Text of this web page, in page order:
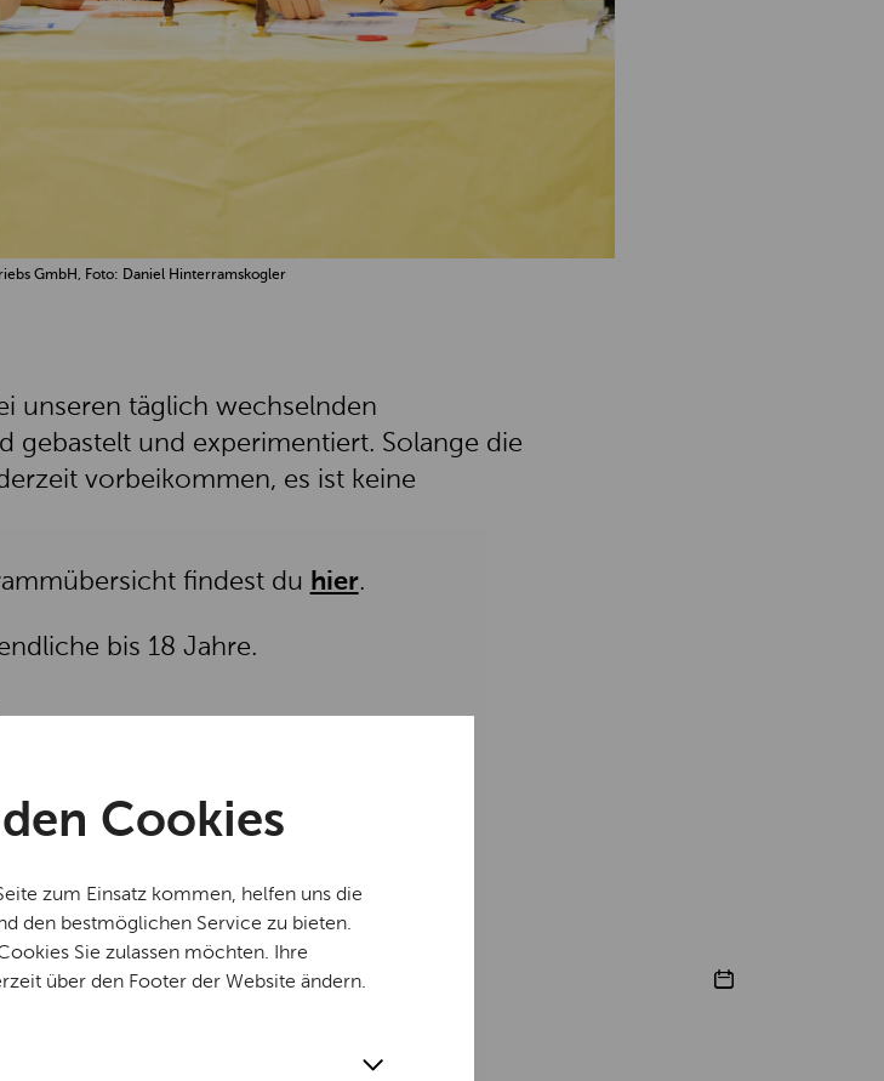
Cookies
zum Einsatz kommen, helfen uns die
den bestmöglichen Service zu bieten.
Sie zulassen möchten. Ihre
über den Footer der Website ändern.
GmbH, Foto: Daniel Hinterramskogler
unseren täglich wechselnden
gebastelt und experimentiert. Solange die
vorbeikommen, es ist keine
findest du hier.
bis 18 Jahre.
in den Herbstferien